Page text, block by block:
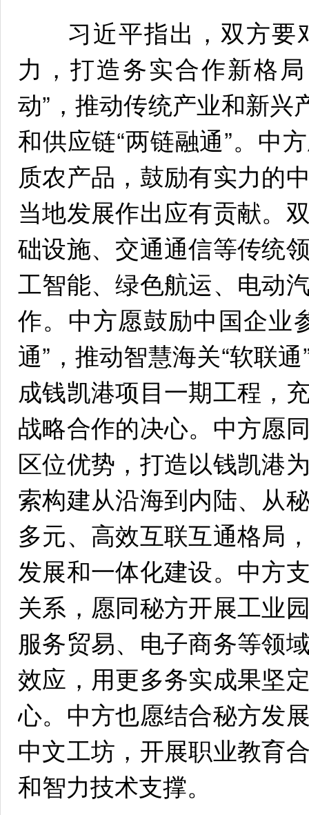
习近平指出，双方要
力，打造务实合作新格
动”，推动传统产业和新兴
和供应链“两链融通”。中
质农产品，鼓励有实力的
当地发展作出应有贡献。
础设施、交通通信等传统
工智能、绿色航运、电动
作。中方愿鼓励中国企业
通”，推动智慧海关“软联
成钱凯港项目一期工程，
战略合作的决心。中方愿
区位优势，打造以钱凯港
索构建从沿海到内陆、从
多元、高效互联互通格局
发展和一体化建设。中方
关系，愿同秘方开展工业
服务贸易、电子商务等领
效应，用更多务实成果坚
心。中方也愿结合秘方发
中文工坊，开展职业教育
和智力技术支撑。